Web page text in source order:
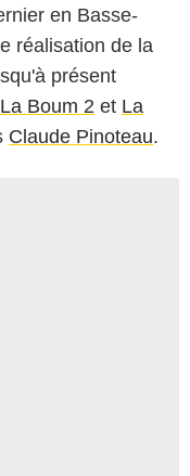
en Basse-
réalisation de la
présent
La Boum 2 et La
Claude Pinoteau.